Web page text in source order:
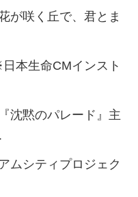
が咲く丘で、君とま
本生命CMインスト
沈黙のパレード』主
ムシティプロジェク